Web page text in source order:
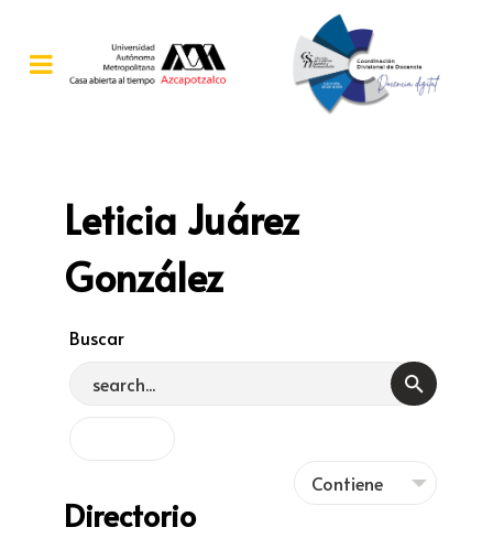
Leticia Juárez
González
Buscar
Directorio